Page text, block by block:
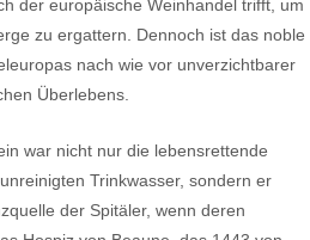
der europäische Weinhandel trifft, um
zu ergattern. Dennoch ist das noble
nach wie vor unverzichtbarer
Überlebens.
war nicht nur die lebensrettende
Trinkwasser, sondern er
der Spitäler, wenn deren